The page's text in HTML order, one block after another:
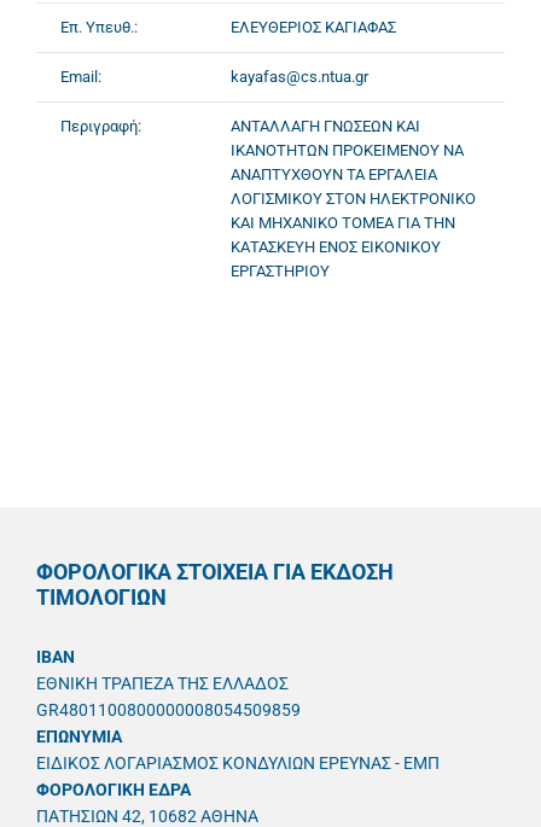
Επ. Υπευθ.: ΕΛΕΥΘΕΡΙΟΣ ΚΑΓΙΑΦΑΣ
Email: kayafas@cs.ntua.gr
Περιγραφή:
ΑΝΤΑΛΛΑΓΗ ΓΝΩΣΕΩΝ ΚΑΙ
ΙΚΑΝΟΤΗΤΩΝ ΠΡΟΚΕΙΜΕΝΟΥ ΝΑ
ΑΝΑΠΤΥΧΘΟΥΝ ΤΑ ΕΡΓΑΛΕΙΑ
ΛΟΓΙΣΜΙΚΟΥ ΣΤΟΝ ΗΛΕΚΤΡΟΝΙΚΟ
ΚΑΙ ΜΗΧΑΝΙΚΟ ΤΟΜΕΑ ΓΙΑ ΤΗΝ
ΚΑΤΑΣΚΕΥΗ ΕΝΟΣ ΕΙΚΟΝΙΚΟΥ
ΕΡΓΑΣΤΗΡΙΟΥ
ΦΟΡΟΛΟΓΙΚΑ ΣΤΟΙΧΕΙΑ ΓΙΑ ΕΚΔΟΣΗ
ΤΙΜΟΛΟΓΙΩΝ
IBAN
ΕΘΝΙΚΗ ΤΡΑΠΕΖΑ ΤΗΣ ΕΛΛΑΔΟΣ
GR4801100800000008054509859
ΕΠΩΝΥΜΙΑ
ΕΙΔΙΚΟΣ ΛΟΓΑΡΙΑΣΜΟΣ ΚΟΝΔΥΛΙΩΝ ΕΡΕΥΝΑΣ - ΕΜΠ
ΦΟΡΟΛΟΓΙΚΗ ΕΔΡΑ
ΠΑΤΗΣΙΩΝ 42, 10682 ΑΘΗΝΑ